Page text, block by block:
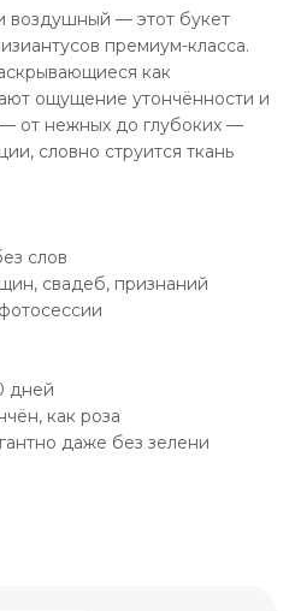
воздушный — этот букет
премиум-класса.
как
ощущение утончённости и
от нежных до глубоких —
словно струится ткань
слов
свадеб, признаний
дней
как роза
даже без зелени